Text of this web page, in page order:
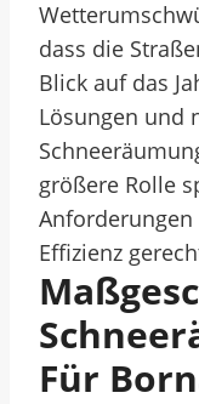
dass die
Blick auf das
Lösungen und
größere Rolle
Effizienz
Für